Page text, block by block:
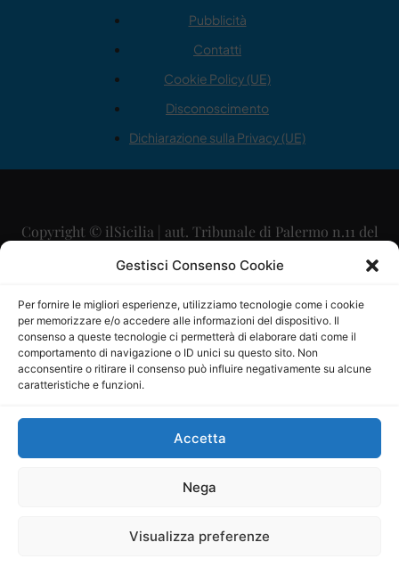
Gestisci Consenso Cookie
Per fornire le migliori esperienze, utilizziamo tecnologie come i cookie
per memorizzare e/o accedere alle informazioni del dispositivo. Il
consenso a queste tecnologie ci permetterà di elaborare dati come il
comportamento di navigazione o ID unici su questo sito. Non
acconsentire o ritirare il consenso può influire negativamente su alcune
caratteristiche e funzioni.
Accetta
Nega
Visualizza preferenze
Pubblicità
Contatti
Cookie Policy (UE)
Disconoscimento
Dichiarazione sulla Privacy (UE)
Copyright © ilSicilia | aut. Tribunale di Palermo n.11 del
29/09/2015
Direttore Editoriale: Maurizio Scaglione
Direttore Responsabile: Maria Calabrese
P.IVA: 06334930820
Mercurio Comunicazione Società Cooperativa a r.l. è
iscritta al Registro degli Operatori di Comunicazione al
Sito gestito daLa Digitale srl–info@ladigitale.it